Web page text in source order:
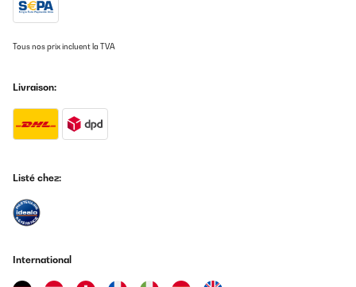
Tous nos prix incluent la TVA
Livraison:
Listé chez:
International